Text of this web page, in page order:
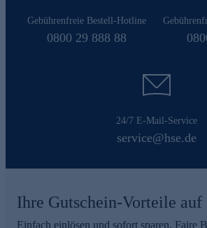
Gebührenfreie Bestell-Hotline
0800 29 888 88
24/7 E-Mail-Service
service@hse.de
Ihre Gutschein-Vorteile
Einfach einlösen und sofort sparen. Faire